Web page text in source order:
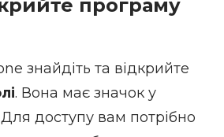
програму
знайдіть та відкрийте
. Вона має значок у
доступу вам потрібно